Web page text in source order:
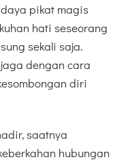
pikat magis
hati seseorang
sekali saja.
dengan cara
diri
saatnya
hubungan